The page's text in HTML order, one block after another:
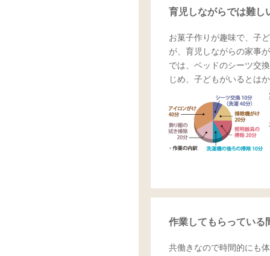
育児しながらでは難し
お菓子作りが趣味で、子
が、育児しながらの家事
では、ベッドのシーツ交
じめ、子どもがいるとは
作業してもらっている
共働きなので時間的にも